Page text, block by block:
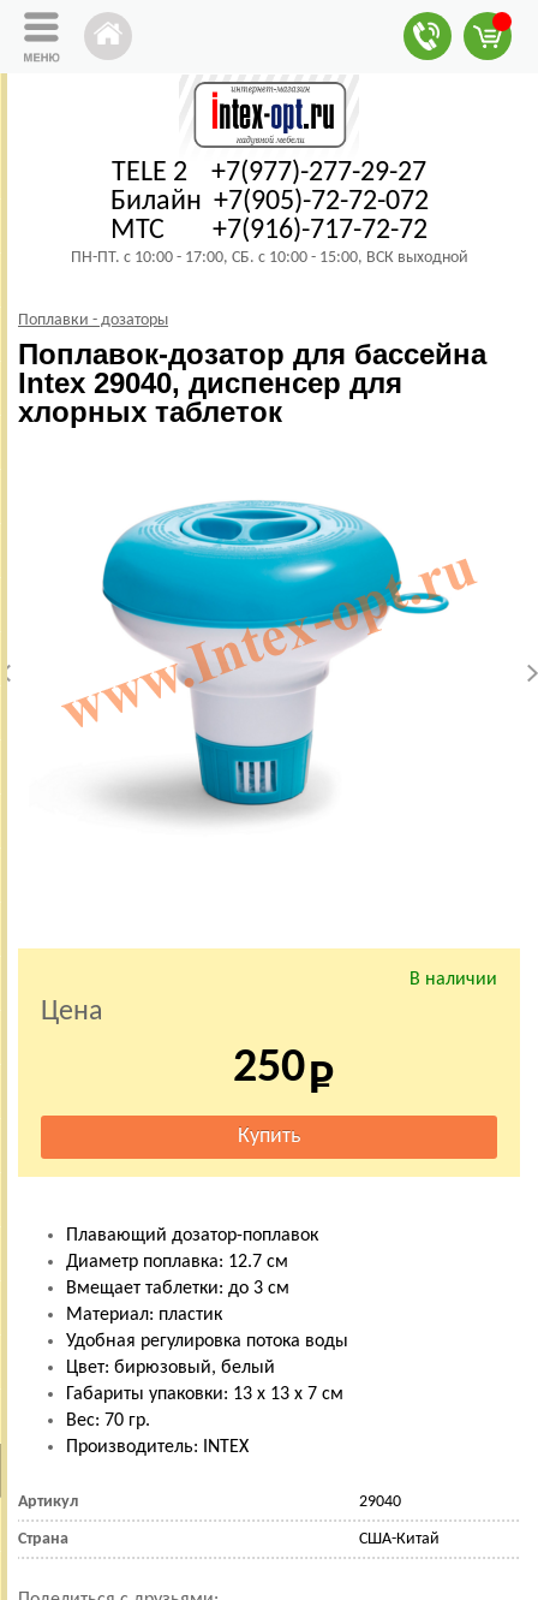
TELE 2 +7(977)-277-29-27
Билайн +7(905)-72-72-072
МТС +7(916)-717-72-72
ПН-ПТ. с 10:00 - 17:00, СБ. с 10:00 - 15:00, ВСК выходной
Поплавки - дозаторы
Поплавок-дозатор для бассейна
Intex 29040, диспенсер для
хлорных таблеток
В наличии
Цена
250
Плавающий дозатор-поплавок
Диаметр поплавка: 12.7 см
Вмещает таблетки: до 3 см
Материал: пластик
Удобная регулировка потока воды
Цвет: бирюзовый, белый
Габариты упаковки: 13 х 13 х 7 см
Вес: 70 гр.
Производитель: INTEX
Артикул 29040
Страна США-Китай